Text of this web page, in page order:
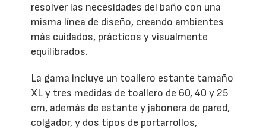
resolver las necesidades del baño con una
misma línea de diseño, creando ambientes
más cuidados, prácticos y visualmente
equilibrados.
La gama incluye un toallero estante tamaño
XL y tres medidas de toallero de 60, 40 y 25
cm, además de estante y jabonera de pared,
colgador, y dos tipos de portarrollos,